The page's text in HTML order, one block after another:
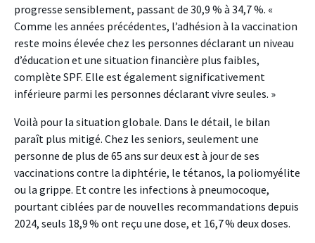
progresse sensiblement, passant de 30,9 % à 34,7 %. «
Comme les années précédentes, l’adhésion à la vaccination
reste moins élevée chez les personnes déclarant un niveau
d’éducation et une situation financière plus faibles,
complète SPF. Elle est également significativement
inférieure parmi les personnes déclarant vivre seules. »
Voilà pour la situation globale. Dans le détail, le bilan
paraît plus mitigé. Chez les seniors, seulement une
personne de plus de 65 ans sur deux est à jour de ses
vaccinations contre la diphtérie, le tétanos, la poliomyélite
ou la grippe. Et contre les infections à pneumocoque,
pourtant ciblées par de nouvelles recommandations depuis
2024, seuls 18,9 % ont reçu une dose, et 16,7 % deux doses.